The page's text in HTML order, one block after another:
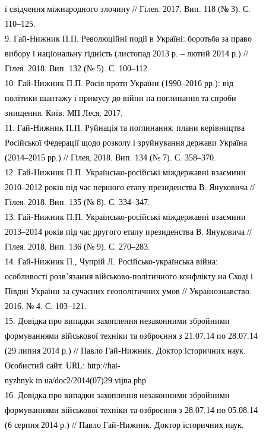
і свідчення міжнародного злочину // Гілея. 2017. Вип. 118 (№ 3). С.
110–125.
9. Гай-Нижник П.П. Революційні події в Україні: боротьба за право
вибору і національну гідність (листопад 2013 р. – лютий 2014 р.) //
Гілея. 2018. Вип. 132 (№ 5). С. 100–112.
10. Гай-Нижник П.П. Росія проти України (1990–2016 рр.): від
політики шантажу і примусу до війни на поглинання та спроби
знищення. Київ: МП Леся, 2017.
11. Гай-Нижник П.П. Руйнація та поглинання: плани керівництва
Російської Федерації щодо розколу і зруйнування держави Україна
(2014–2015 рр.) // Гілея, 2018. Вип. 134 (№ 7). С. 358–370.
12. Гай-Нижник П.П. Українсько-російські міждержавні взаємини
2010–2012 років під час першого етапу президенства В. Януковича //
Гілея. 2018. Вип. 135 (№ 8). C. 334–347.
13. Гай-Нижник П.П. Українсько-російські міждержавні взаємини
2013–2014 років під час другого етапу президенства В. Януковича //
Гілея. 2018. Вип. 136 (№ 9). С. 270–283.
14. Гай-Нижник П., Чупрій Л. Російсько-українська війна:
особливості розв’язання військово-політичного конфлікту на Сході і
Півдні України за сучасних геополітичних умов // Українознавство.
2016. № 4. С. 103–121.
15. Довідка про випадки захоплення незаконними збройними
формуваннями військової техніки та озброєння з 21.07.14 по 28.07.14
(29 липня 2014 р.) // Павло Гай-Нижник. Доктор історичних наук.
Особистий сайт. URL: http://hai-
nyzhnyk.in.ua/doc2/2014(07)29.vijna.php
16. Довідка про випадки захоплення незаконними збройними
формуваннями військової техніки та озброєння з 28.07.14 по 05.08.14
(6 серпня 2014 р.) // Павло Гай-Нижник. Доктор історичних наук.